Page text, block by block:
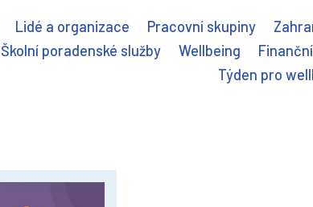
Lidé a organizace Pracovní skupiny
Školní poradenské služby
Wellbeing
Týden pro